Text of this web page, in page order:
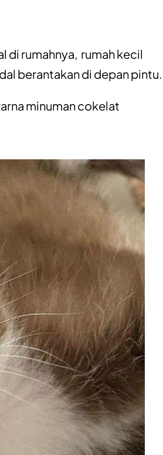
di rumahnya, rumah kecil
berantakan di depan pintu.
minuman cokelat